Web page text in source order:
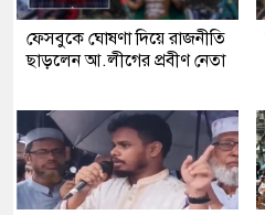
ফেসবুকে ঘোষণা দিয়ে রাজনীতি
ছাড়লেন আ.লীগের প্রবীণ নেতা